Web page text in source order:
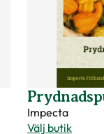
Impecta
Välj butik